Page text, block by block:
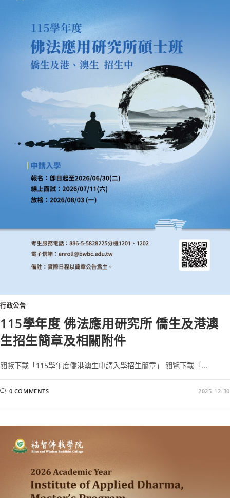
行政公告
115學年度 佛法應用研究所 僑生及港澳
生招生簡章及相關附件
閱覽下載「115學年度僑港澳生申請入學招生簡章」 閱覽下載「...
0 COMMENTS 2025-12-30